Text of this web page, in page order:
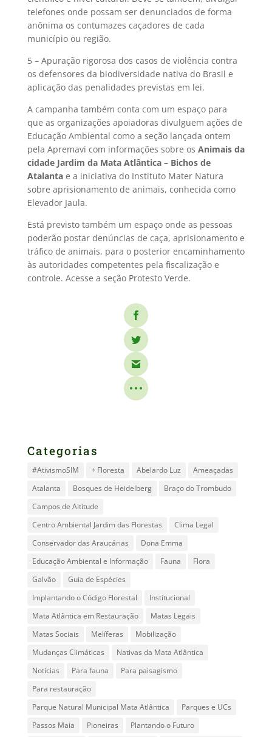
telefones onde possam ser denunciados de forma
anônima os contumazes caçadores de cada
município ou região.
5 – Apuração rigorosa dos casos de violência contra
os defensores da biodiversidade nativa do Brasil e
aplicação das penalidades previstas em lei.
A campanha também conta com um espaço para
que as organizações apoiadoras divulguem ações de
Educação Ambiental como a seção lançada ontem
pela Apremavi com informações sobre os Animais da
cidade Jardim da Mata Atlântica – Bichos de
Atalantae a iniciativa do Instituto Mater Natura
sobre aprisionamento de animais, conhecida como
Elevador Jaula.
Está previsto também um espaço onde as pessoas
poderão postar denúncias de caça, aprisionamento e
tráfico de animais, para o posterior encaminhamento
às autoridades competentes pela fiscalização e
controle. Acesse a seção Protesto Verde.
Categorias
#AtivismoSIM + Floresta Abelardo Luz
Ameaçadas
Atalanta
Bosques de Heidelberg
Braço do Trombudo
Campos de Altitude
Centro Ambiental Jardim das Florestas
Clima Legal
Conservador das Araucárias
Dona Emma
Educação Ambiental e Informação
Fauna
Flora
Galvão
Guia de Espécies
Implantando o Código Florestal
Institucional
Mata Atlântica em Restauração
Matas Legais
Matas Sociais
Melíferas
Mobilização
Mudanças Climáticas
Nativas da Mata Atlântica
Notícias
Para fauna
Para paisagismo
Para restauração
Parque Natural Municipal Mata Atlântica
Parques e UCs
Passos Maia
Pioneiras
Plantando o Futuro